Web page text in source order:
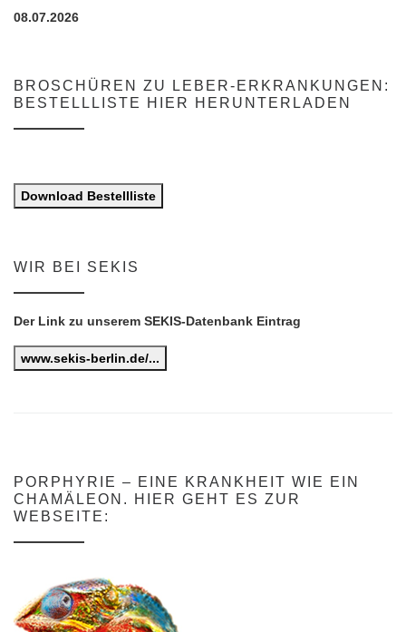
08.07.2026
BROSCHÜREN ZU LEBER-ERKRANKUNGEN:
BESTELLLISTE HIER HERUNTERLADEN
Download Bestellliste
WIR BEI SEKIS
Der Link zu unserem SEKIS-Datenbank Eintrag
www.sekis-berlin.de/...
PORPHYRIE – EINE KRANKHEIT WIE EIN
CHAMÄLEON. HIER GEHT ES ZUR
WEBSEITE: